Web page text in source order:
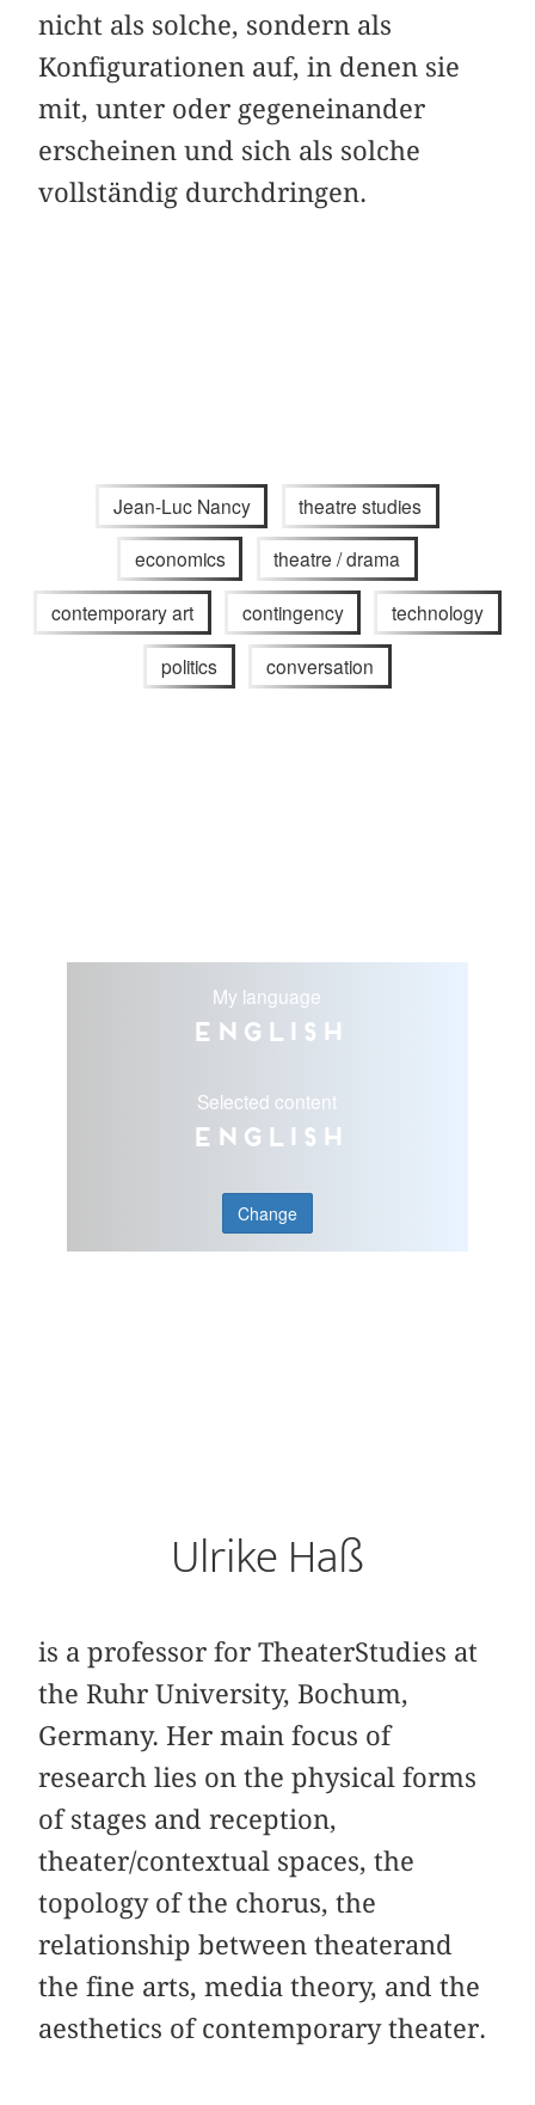
nicht als solche, sondern als
Konfigurationen auf, in denen sie
mit, unter oder gegeneinander
erscheinen und sich als solche
vollständig durchdringen.
Jean-Luc Nancy theatre studies
economics theatre / drama
contemporary art contingency technology
politics conversation
My language
English
Selected content
English
Change
Ulrike Haß
is a professor for TheaterStudies at
the Ruhr University, Bochum,
Germany. Her main focus of
research lies on the physical forms
of stages and reception,
theater/contextual spaces, the
topology of the chorus, the
relationship between theaterand
the fine arts, media theory, and the
aesthetics of contemporary theater.